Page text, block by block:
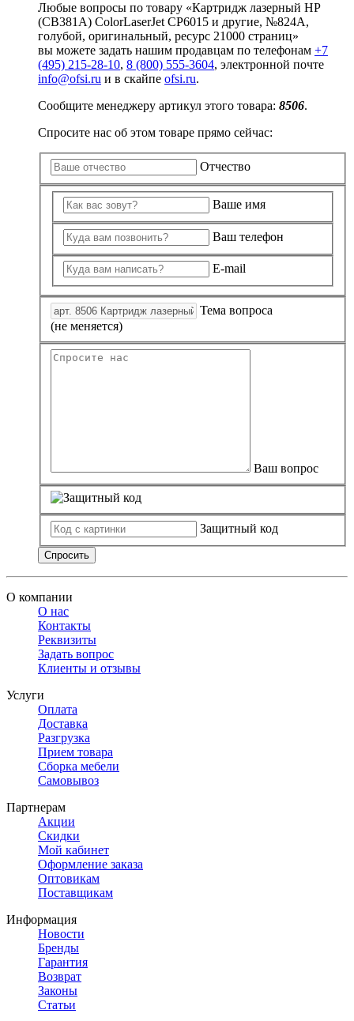
Любые вопросы по товару «Картридж лазерный HP
(CB381A) ColorLaserJet CP6015 и другие, №824A,
голубой, оригинальный, ресурс 21000 страниц»
вы можете задать нашим продавцам по телефонам +7
(495) 215-28-10, 8 (800) 555-3604, электронной почте
info@ofsi.ru и в скайпе ofsi.ru.
Сообщите менеджеру артикул этого товара: 8506.
Спросите нас об этом товаре прямо сейчас:
Отчество
Ваше имя
Ваш телефон
E-mail
Тема вопроса
(не меняется)
Ваш вопрос
Защитный код
Спросить
О компании
О нас
Контакты
Реквизиты
Задать вопрос
Клиенты и отзывы
Услуги
Оплата
Доставка
Разгрузка
Прием товара
Сборка мебели
Самовывоз
Партнерам
Акции
Скидки
Мой кабинет
Оформление заказа
Оптовикам
Поставщикам
Информация
Новости
Бренды
Гарантия
Возврат
Законы
Статьи